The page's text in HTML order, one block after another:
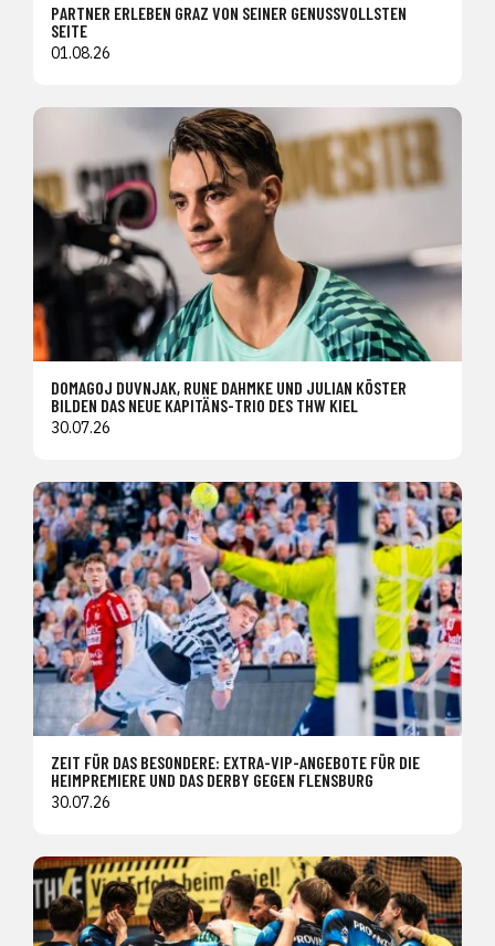
PARTNER ERLEBEN GRAZ VON SEINER GENUSSVOLLSTEN
SEITE
01.08.26
DOMAGOJ DUVNJAK, RUNE DAHMKE UND JULIAN KÖSTER
BILDEN DAS NEUE KAPITÄNS-TRIO DES THW KIEL
30.07.26
ZEIT FÜR DAS BESONDERE: EXTRA-VIP-ANGEBOTE FÜR DIE
HEIMPREMIERE UND DAS DERBY GEGEN FLENSBURG
30.07.26